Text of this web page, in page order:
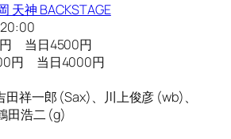
天神 BACKSTAGE
当日4500円
円 当日4000円
祥一郎 (Sax)、川上俊彦 (wb)、
田浩二 (g)